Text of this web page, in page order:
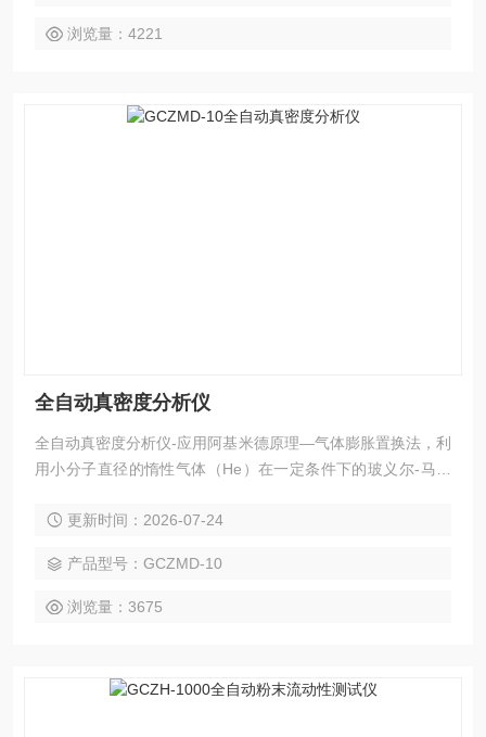
浏览量：4221
全自动真密度分析仪
全自动真密度分析仪-应用阿基米德原理—气体膨胀置换法，利
用小分子直径的惰性气体（He）在一定条件下的玻义尔-马略
起的样品测试腔气体容量的减少来精确测定样品的真实体积，
更新时间：2026-07-24
产品型号：GCZMD-10
浏览量：3675